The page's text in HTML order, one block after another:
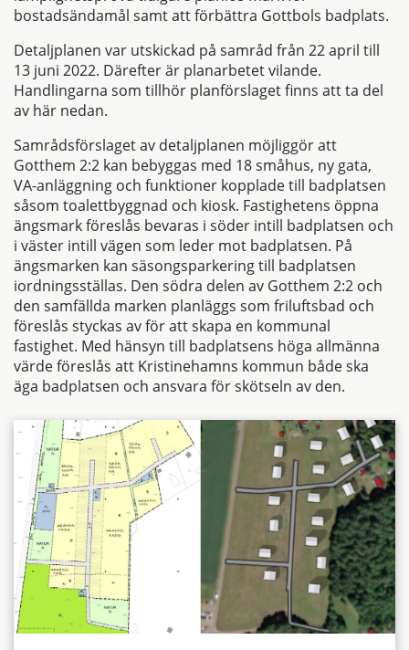
bostadsändamål samt att förbättra Gottbols badplats.
Detaljplanen var utskickad på samråd från 22 april till
13 juni 2022. Därefter är planarbetet vilande.
Handlingarna som tillhör planförslaget finns att ta del
av här nedan.
Samrådsförslaget av detaljplanen möjliggör att
Gotthem 2:2 kan bebyggas med 18 småhus, ny gata,
VA-anläggning och funktioner kopplade till badplatsen
såsom toalettbyggnad och kiosk. Fastighetens öppna
ängsmark föreslås bevaras i söder intill badplatsen och
i väster intill vägen som leder mot badplatsen. På
ängsmarken kan säsongsparkering till badplatsen
iordningsställas. Den södra delen av Gotthem 2:2 och
den samfällda marken planläggs som friluftsbad och
föreslås styckas av för att skapa en kommunal
fastighet. Med hänsyn till badplatsens höga allmänna
värde föreslås att Kristinehamns kommun både ska
äga badplatsen och ansvara för skötseln av den.